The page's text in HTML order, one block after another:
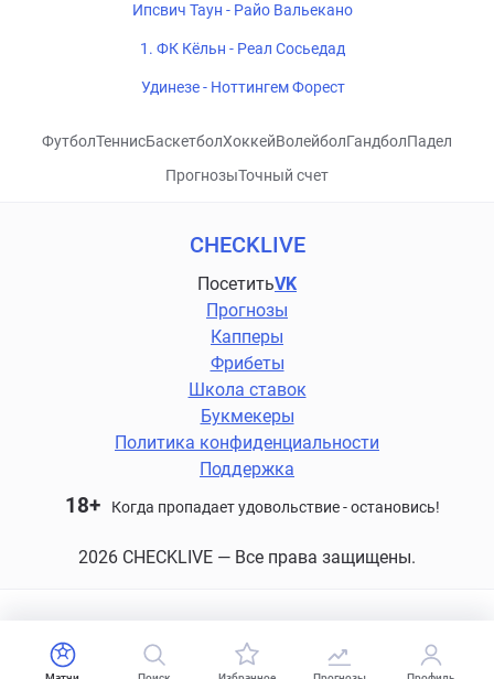
Ипсвич Таун - Райо Вальекано
1. ФК Кёльн - Реал Сосьедад
Удинезе - Ноттингем Форест
ФутболТеннисБаскетболХоккейВолейболГандболПадел
ПрогнозыТочный счет
CHECKLIVE
ПосетитьVK
Прогнозы
Капперы
Фрибеты
Школа ставок
Букмекеры
Политика конфиденциальности
Поддержка
18+ Когда пропадает удовольствие - остановись!
2026 CHECKLIVE — Все права защищены.